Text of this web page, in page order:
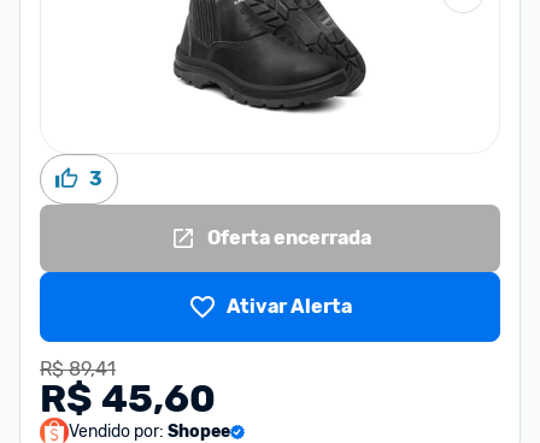
3
Oferta encerrada
Ativar Alerta
R$ 89,41
R$ 45,60
Vendido por: Shopee